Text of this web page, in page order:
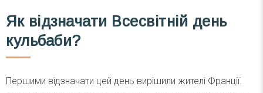
Як відзначати Всесвітній день
кульбаби?
Першими відзначати цей день вирішили жителі Франції.